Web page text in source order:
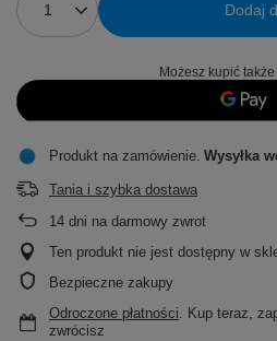
Dodaj
Możesz kupić
Produkt na zamówienie Wysyłka
Tania i szybka dostawa
14 dni na darmowy zwrot
Ten produkt nie jest dostępny w
Bezpieczne zakupy
Odroczone płatności. Kup teraz,
zwrócisz